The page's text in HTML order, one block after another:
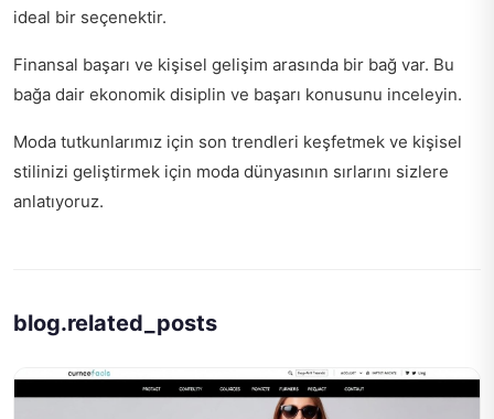
ideal bir seçenektir.
Finansal başarı ve kişisel gelişim arasında bir bağ var. Bu
bağa dair ekonomik disiplin ve başarı konusunu inceleyin.
Moda tutkunlarımız için son trendleri keşfetmek ve kişisel
stilinizi geliştirmek için moda dünyasının sırlarını sizlere
anlatıyoruz.
blog.related_posts